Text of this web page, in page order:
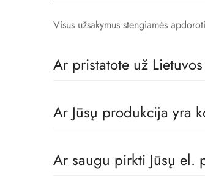
Visus užsakymus stengiamės
Ar pristatote už
Ar Jūsų produkcija yra
Ar saugu pirkti Jūsų el.